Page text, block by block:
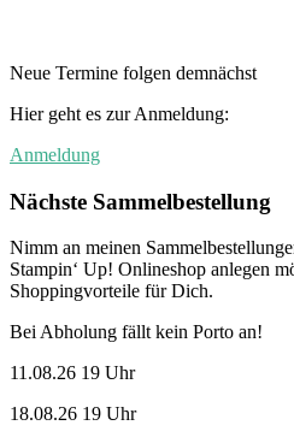
Neue Termine folgen demnächst
Hier geht es zur Anmeldung:
Anmeldung
Nächste Sammelbestellung
Nimm an meinen
Stampin‘ Up! Onlineshop anlegen
Shoppingvorteile für Dich.
Bei Abholung fällt kein Porto an!
11.08.26 19 Uhr
18.08.26 19 Uhr